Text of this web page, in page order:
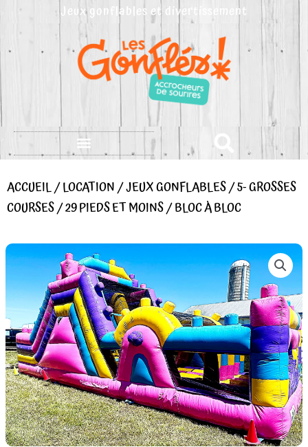
contenu
Jeux gonflables et divertissement
ACCUEIL/LOCATION/JEUX GONFLABLES/5- GROSSES
COURSES/29 PIEDS ET MOINS/ BLOC À BLOC